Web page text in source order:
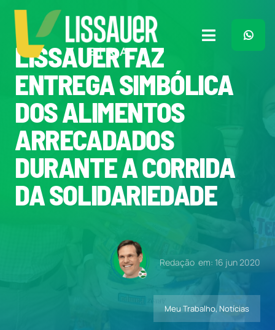
para
conteúdo
Toggle
Home
Plano de Governo
Meu Trabalho
O Que Penso
LISSAUER FAZ
ENTREGA SIMBÓLICA
DOS ALIMENTOS
ARRECADADOS
DURANTE A CORRIDA
DA SOLIDARIEDADE
Redação em: 16 jun 2020
Meu Trabalho, Notícias